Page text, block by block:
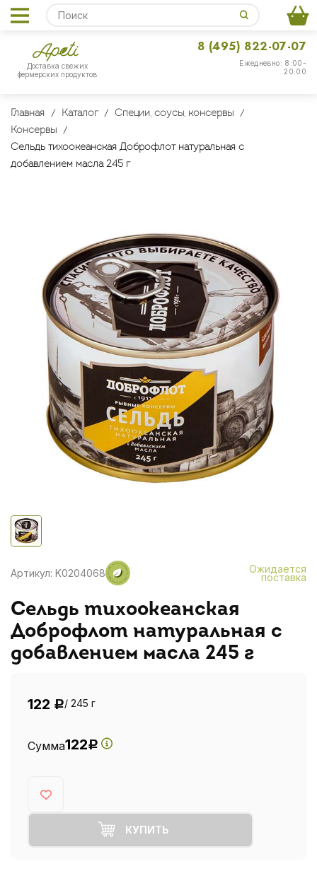
Доставка свежих
фермерских продуктов
Ежедневно: 8:00-
20:00
8 (495) 822-07-07
Главная Каталог
Специи, соусы, консервы
Консервы
Сельдь тихоокеанская Доброфлот натуральная с
добавлением масла 245 г
Артикул: K0204068 Ожидается
поставка
Сельдь тихоокеанская
Доброфлот натуральная с
добавлением масла 245 г
122 Р/ 245 г
Сумма122Р
КУПИТЬ